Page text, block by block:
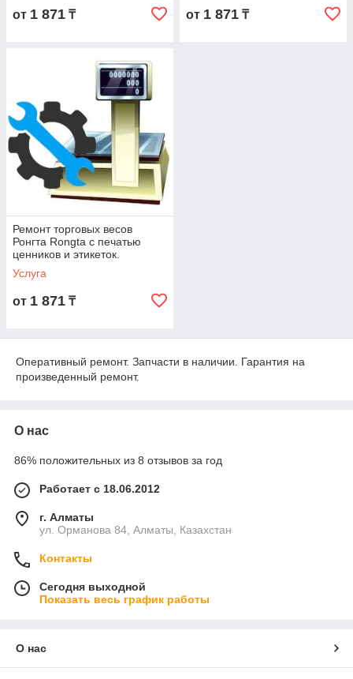
от 1 871 ₸ от 1 871 ₸
Ремонт торговых весов
Ронгта Rongta с печатью
ценников и этикеток.
Услуга
от 1 871 ₸
Оперативный ремонт. Запчасти в наличии. Гарантия на
произведенный ремонт.
О нас
86% положительных из 8 отзывов за год
Работает с 18.06.2012
г. Алматы
ул. Орманова 84, Алматы, Казахстан
Контакты
Сегодня выходной
Показать весь график работы
О нас